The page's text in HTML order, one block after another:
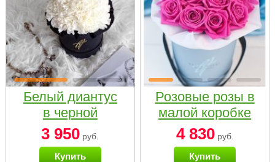
Белый диантус
в черной
коробке Small
3 950 руб.
Купить
Розовые розы в
малой коробке
4 830руб.
Купить